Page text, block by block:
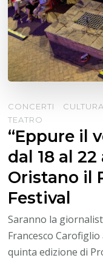
CONCERTI CULTURA
TEATRO
“Eppure il
dal 18 al
Oristano il
Festival
Saranno la
Francesco
quinta edizione di